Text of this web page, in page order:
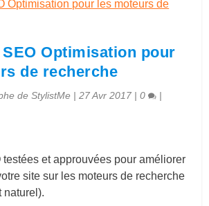
Optimisation pour
de recherche
de StylistMe |27 Avr 2017 |0 |
testées et approuvées pour améliorer
site sur les moteurs de recherche
naturel).